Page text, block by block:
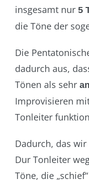
insgesamt nur 5
die Töne der
Die
dadurch aus,
Tönen als sehr
Improvisieren
Tonleiter
Dadurch, das
Dur Tonleiter
Töne, die